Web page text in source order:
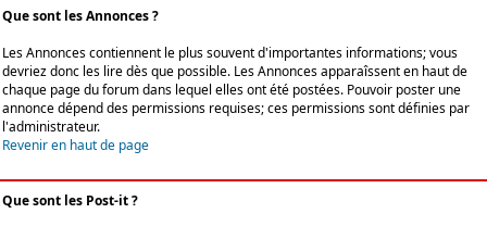
Que sont les Annonces ?
Les Annonces contiennent le plus souvent d'importantes informations; vous
devriez donc les lire dès que possible. Les Annonces apparaîssent en haut de
chaque page du forum dans lequel elles ont été postées. Pouvoir poster une
annonce dépend des permissions requises; ces permissions sont définies par
l'administrateur.
Revenir en haut de page
Que sont les Post-it ?